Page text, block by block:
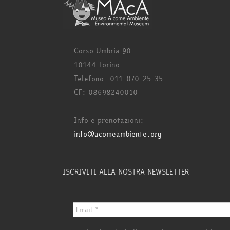
Corso Umbria 90
10144 Torino
Telefono: 011.070.25.35
CF: 08698240010
Info e prenotazioni:
info@acomeambiente.org
ISCRIVITI ALLA NOSTRA NEWSLETTER